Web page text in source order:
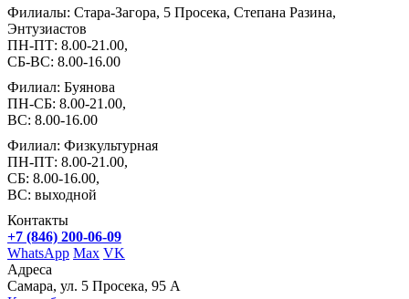
Филиалы: Стара-Загора, 5 Просека, Степана Разина,
Энтузиастов
ПН-ПТ: 8.00-21.00,
СБ-ВС: 8.00-16.00
Филиал: Буянова
ПН-СБ: 8.00-21.00,
ВС: 8.00-16.00
Филиал: Физкультурная
ПН-ПТ: 8.00-21.00,
СБ: 8.00-16.00,
ВС: выходной
Контакты
+7 (846) 200-06-09
WhatsApp Max VK
Адреса
Самара, ул. 5 Просека, 95 А